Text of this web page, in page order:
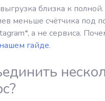
близка к
меньше счётчика под
а не сервиса.
нашем гайде.